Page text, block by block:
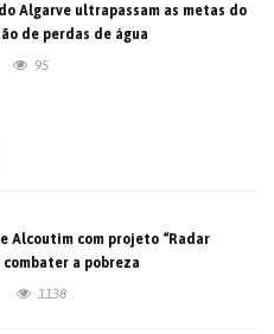
Algarve ultrapassam as metas do
de perdas de água
95
Alcoutim com projeto “Radar
combater a pobreza
1138